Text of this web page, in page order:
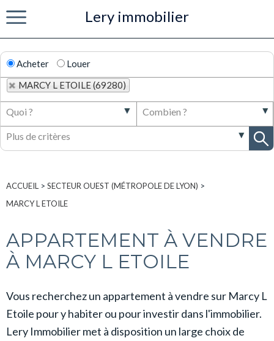
Lery immobilier
Acheter
Louer
MARCY L ETOILE (69280)
ACCUEIL > SECTEUR OUEST (MÉTROPOLE DE LYON) >
MARCY L ETOILE
APPARTEMENT À VENDRE
À MARCY L ETOILE
Vous recherchez un appartement à vendre sur Marcy L
Etoile pour y habiter ou pour investir dans l'immobilier.
Lery Immobilier met à disposition un large choix de